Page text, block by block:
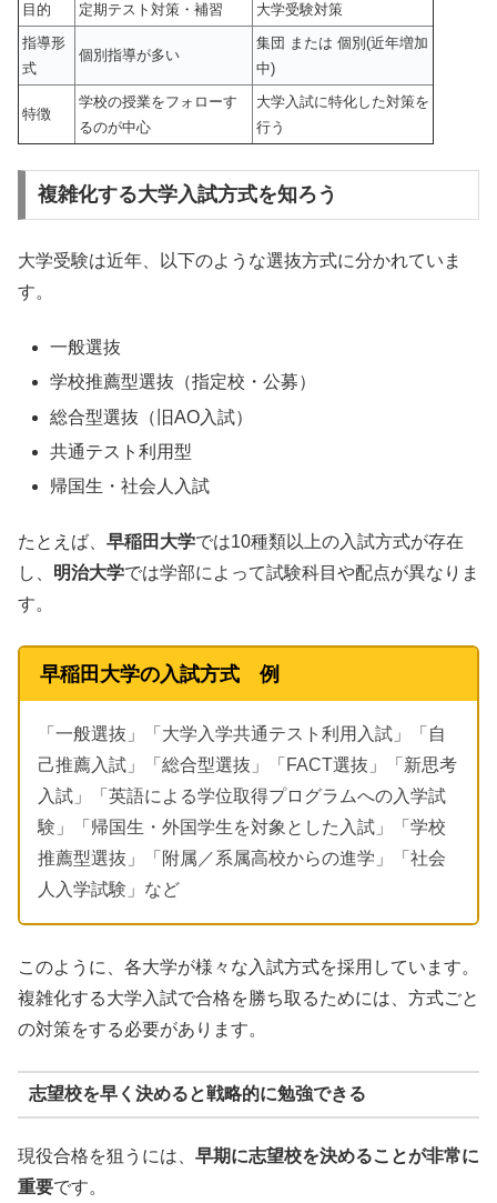
目的
定期テスト対策・補習
大学受験対策
指導形
式
個別指導が多い
集団 または 個別(近年増加
中)
特徴
学校の授業をフォローす
るのが中心
大学入試に特化した対策を
行う
複雑化する大学入試方式を知ろう
大学受験は近年、以下のような選抜方式に分かれていま
す。
一般選抜
学校推薦型選抜（指定校・公募）
総合型選抜（旧AO入試）
共通テスト利用型
帰国生・社会人入試
たとえば、 早稲田大学では10種類以上の入試方式が存在
し、 明治大学では学部によって試験科目や配点が異なりま
す。
早稲田大学の入試方式 例
「一般選抜」「大学入学共通テスト利用入試」「自
己推薦入試」「総合型選抜」「FACT選抜」「新思考
入試」「英語による学位取得プログラムへの入学試
験」「帰国生・外国学生を対象とした入試」「学校
推薦型選抜」「附属／系属高校からの進学」「社会
人入学試験」など
このように、各大学が様々な入試方式を採用しています。
複雑化する大学入試で合格を勝ち取るためには、方式ごと
の対策をする必要があります。
志望校を早く決めると戦略的に勉強できる
現役合格を狙うには、 早期に志望校を決めることが非常に
重要です。